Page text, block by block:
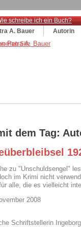
schreibe ich ein Buch?
A. Bauer Autorin
dem Tag:
zu "Unschuldsengel"
im Krimi nicht
alle, die es vielleicht
2008
Schriftstellerin